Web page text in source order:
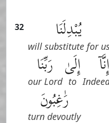
32 يُبْدِلَنَا
will substitute for
إِنَّآ إِلَىٰ
to
رَبِّنَا
our Lord
رَٰغِبُونَ
turn devoutly